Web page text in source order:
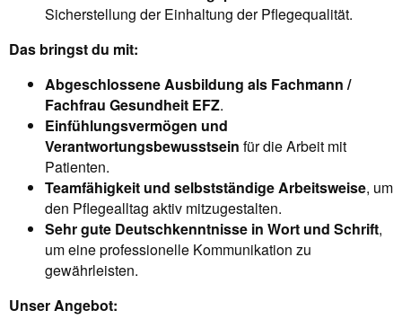
Sicherstellung der Einhaltung der Pflegequalität.
Das bringst du mit:
Abgeschlossene Ausbildung als Fachmann /
Fachfrau Gesundheit EFZ.
Einfühlungsvermögen und
Verantwortungsbewusstsein für die Arbeit mit
Patienten.
Teamfähigkeit und selbstständige Arbeitsweise, um
den Pflegealltag aktiv mitzugestalten.
Sehr gute Deutschkenntnisse in Wort und Schrift,
um eine professionelle Kommunikation zu
gewährleisten.
Unser Angebot: